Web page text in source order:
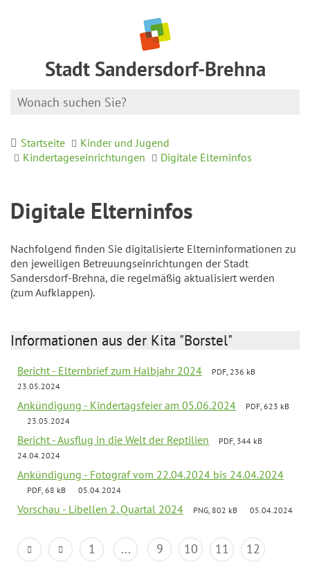
Stadt Sandersdorf-Brehna
Startseite
Kinder und Jugend
Kindertageseinrichtungen
Digitale Elterninfos
Digitale Elterninfos
Nachfolgend finden Sie digitalisierte Elterninformationen zu
den jeweiligen Betreuungseinrichtungen der Stadt
Sandersdorf-Brehna, die regelmäßig aktualisiert werden
(zum Aufklappen).
Informationen aus der Kita "Borstel"
Bericht - Elternbrief zum Halbjahr 2024
PDF, 236 kB
23.05.2024
Ankündigung - Kindertagsfeier am 05.06.2024
PDF, 623 kB
23.05.2024
Bericht - Ausflug in die Welt der Reptilien
PDF, 344 kB
24.04.2024
Ankündigung - Fotograf vom 22.04.2024 bis 24.04.2024
PDF, 68 kB 05.04.2024
Vorschau - Libellen 2. Quartal 2024 PNG, 802 kB 05.04.2024
1 ... 9 10 11
12